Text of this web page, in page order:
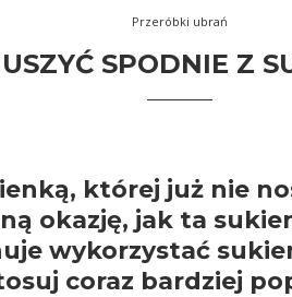
Przeróbki ubrań
SPODNIE Z
której już nie
okazję, jak ta
wykorzystać
coraz bardziej